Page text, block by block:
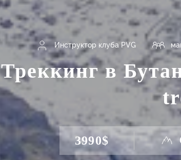
Инструктор клуба PVG
Треккинг в
3990$